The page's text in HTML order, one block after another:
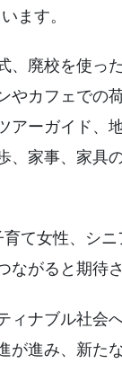
ます。
、廃校を使っ
やカフェでの
アーガイド、
、家事、家具
て女性、シ
がると期待
ィナブル社会
が進み、新た